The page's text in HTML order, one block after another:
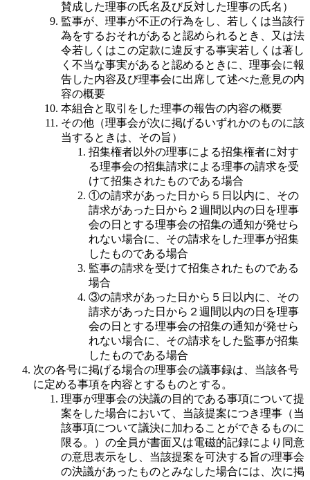
賛成した理事の氏名及び反対した理事の氏名）
監事が、理事が不正の行為をし、若しくは当該行
為をするおそれがあると認められるとき、又は法
令若しくはこの定款に違反する事実若しくは著し
く不当な事実があると認めるときに、理事会に報
告した内容及び理事会に出席して述べた意見の内
容の概要
本組合と取引をした理事の報告の内容の概要
その他（理事会が次に掲げるいずれかのものに該
当するときは、その旨）
招集権者以外の理事による招集権者に対す
る理事会の招集請求による理事の請求を受
けて招集されたものである場合
①の請求があった日から５日以内に、その
請求があった日から２週間以内の日を理事
会の日とする理事会の招集の通知が発せら
れない場合に、その請求をした理事が招集
したものである場合
監事の請求を受けて招集されたものである
場合
③の請求があった日から５日以内に、その
請求があった日から２週間以内の日を理事
会の日とする理事会の招集の通知が発せら
れない場合に、その請求をした監事が招集
したものである場合
次の各号に掲げる場合の理事会の議事録は、当該各号
に定める事項を内容とするものとする。
理事が理事会の決議の目的である事項について提
案をした場合において、当該提案につき理事（当
該事項について議決に加わることができるものに
限る。）の全員が書面又は電磁的記録により同意
の意思表示をし、当該提案を可決する旨の理事会
の決議があったものとみなした場合には、次に掲